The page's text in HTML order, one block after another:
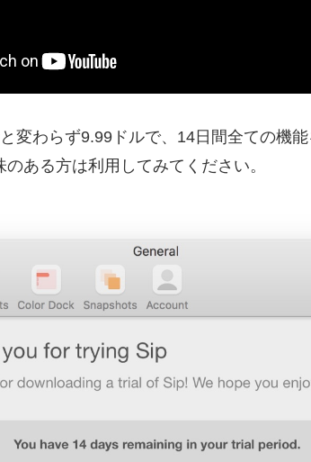
変わらず9.99ドルで、14日間全ての機
ある方は利用してみてください。